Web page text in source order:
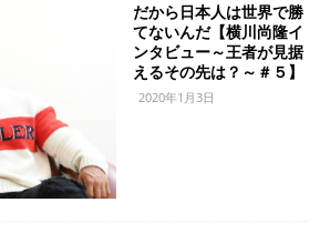
だから日本人は世界で勝
てないんだ【横川尚隆イ
ンタビュー～王者が見据
えるその先は？～＃５】
2020年1月3日